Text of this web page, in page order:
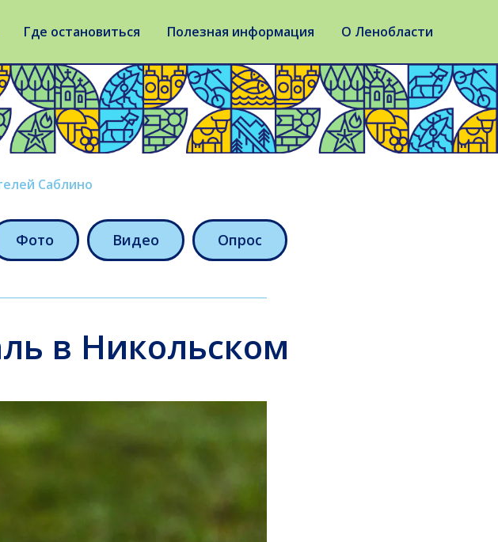
Где остановиться Полезная информация О Ленобласти
Саблино
Фото Видео Опрос
в Никольском